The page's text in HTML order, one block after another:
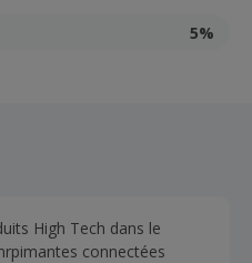
5%
High Tech dans le
connectées